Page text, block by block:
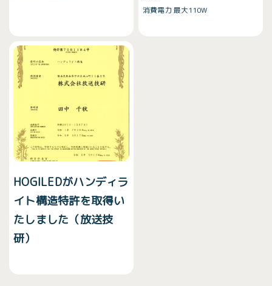
消費電力 最大110W
HOGILEDがハンディラ
イト構造特許を取得い
たしました（放送技
研）